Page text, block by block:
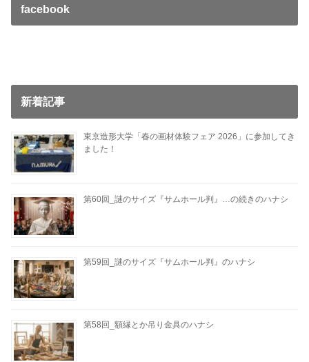
facebook
新着記事
東京造形大学「春の画材体験フェア 2026」に参加してき
ました！
第60回_謎のサイズ『サムホール判』…の続きのハナシ
第59回_謎のサイズ『サムホール判』のハナシ
第58回_額縁とか吊り金具のハナシ